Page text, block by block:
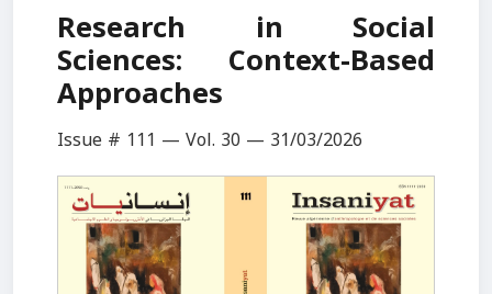
Research in Social
Sciences: Context-Based
Approaches
Issue # 111 — Vol. 30 — 31/03/2026